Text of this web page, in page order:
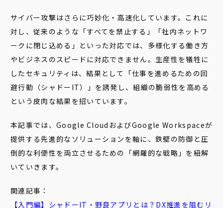
サイバー攻撃はさらに巧妙化・高速化しています。これに
対し、従来のような「すべてを禁止する」「社内ネットワ
ークに閉じ込める」といった対応では、多様化する働き方
やビジネスのスピードに対応できません。生産性を犠牲に
したセキュリティは、結果として「仕事を進めるための回
避行動（シャドーIT）」を誘発し、組織の脆弱性を高める
という皮肉な結果を招いています。
本記事では、Google CloudおよびGoogle Workspaceが
提供する先進的なソリューションを軸に、鉄壁の防御と圧
倒的な利便性を両立させるための「網羅的な戦略」を紐解
いていきます。
関連記事：
【入門編】シャドーIT・野良アプリとは？DX推進を阻むリ